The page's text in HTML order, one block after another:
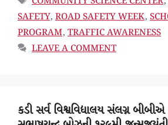
SAFETY, ROAD SAFETY WEEK,
PROGRAM, TRAFFIC AWARENESS
LEAVE A COMMENT
કડી સર્વ વિશ્વવિદ્યાલય સંલગ્ન